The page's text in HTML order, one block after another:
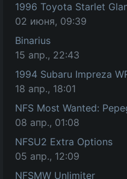
1996 Toyota Starlet
02 июня, 09:39
Binarius
15 апр., 22:43
1994 Subaru Impreza
18 апр., 18:01
NFS Most Wanted:
08 апр., 01:08
NFSU2 Extra Options
05 апр., 12:09
NFSMW Unlimiter